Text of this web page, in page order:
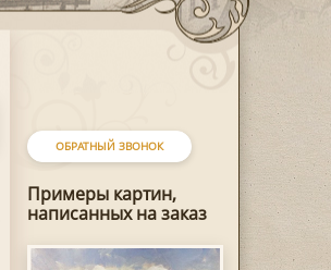
ОБРАТНЫЙ ЗВОНОК
Примеры картин,
написанных на заказ